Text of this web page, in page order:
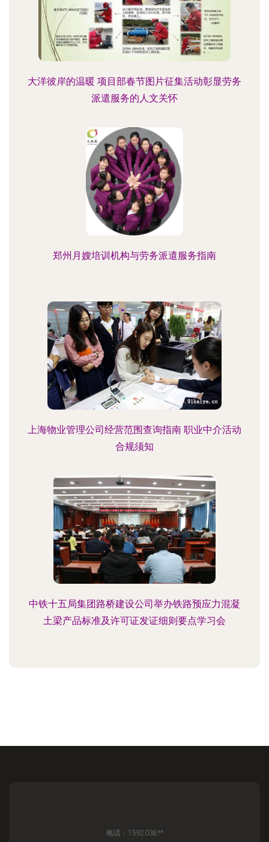
大洋彼岸的温暖 项目部春节图片征集活动彰显劳务
派遣服务的人文关怀
郑州月嫂培训机构与劳务派遣服务指南
上海物业管理公司经营范围查询指南 职业中介活动
合规须知
中铁十五局集团路桥建设公司举办铁路预应力混凝
土梁产品标准及许可证发证细则要点学习会
电话：1592038**